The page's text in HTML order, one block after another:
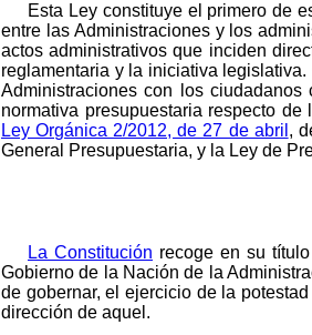
Esta Ley constituye el primero de
entre las Administraciones y los
actos administrativos que inciden
reglamentaria y la iniciativa
Administraciones con los
normativa presupuestaria respecto
Ley Orgánica 2/2012, de 27 de abril ,
General Presupuestaria, y la Ley de
La Constitución recoge en su
Gobierno de la Nación de la
de gobernar, el ejercicio de la
dirección de aquel.